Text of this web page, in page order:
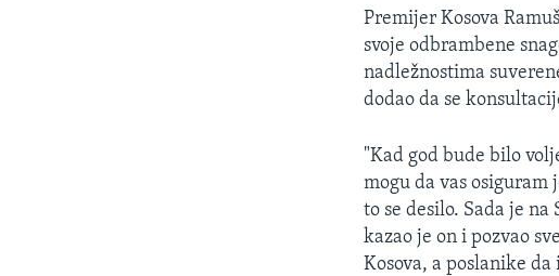
Premijer Kosova
svoje odbrambene
nadležnostima
dodao da se
"Kad god bude bilo
mogu da vas osiguram
to se desilo. Sada je
kazao je on i pozvao
Kosova, a poslanike da